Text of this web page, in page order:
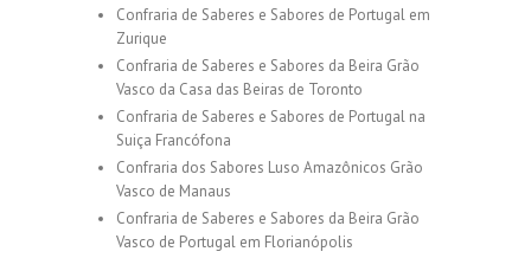
Confraria de Saberes e Sabores de Portugal em
Zurique
Confraria de Saberes e Sabores da Beira Grão
Vasco da Casa das Beiras de Toronto
Confraria de Saberes e Sabores de Portugal na
Suiça Francófona
Confraria dos Sabores Luso Amazônicos Grão
Vasco de Manaus
Confraria de Saberes e Sabores da Beira Grão
Vasco de Portugal em Florianópolis